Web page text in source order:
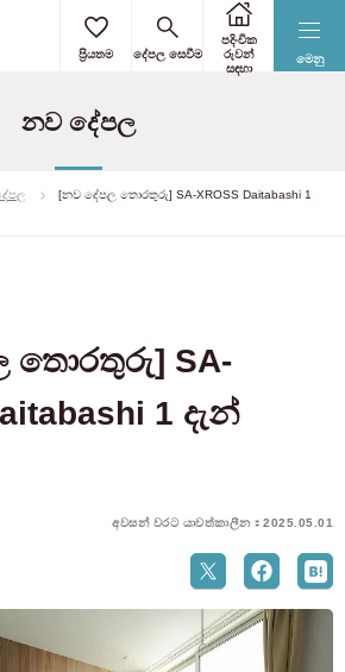
මෙනු
ප්‍රියතම දේපල සෙවීම
පදිංචික
රුවන්
සඳහා
නව දේපල
[නව දේපල තොරතුරු] SA-XROSS Daitabashi 1
තොරතුරු] SA-
1 දැන්
අවසන් වරට යාවත්කාලීන：2025.05.01